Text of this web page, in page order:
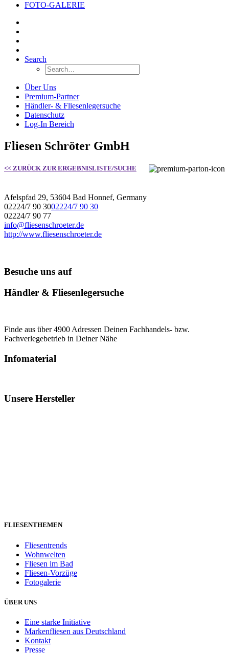
FOTO-GALERIE
Search
Über Uns
Premium-Partner
Händler- & Fliesenlegersuche
Datenschutz
Log-In Bereich
Fliesen Schröter GmbH
<< ZURÜCK ZUR ERGEBNISLISTE/SUCHE
Afelspfad 29, 53604 Bad Honnef, Germany
02224/7 90 3002224/7 90 30
02224/7 90 77
info@fliesenschroeter.de
http://www.fliesenschroeter.de
Besuche uns auf
Händler & Fliesenlegersuche
Finde aus über 4900 Adressen Deinen Fachhandels- bzw.
Fachverlegebetrieb in Deiner Nähe
Infomaterial
Unsere Hersteller
FLIESENTHEMEN
Fliesentrends
Wohnwelten
Fliesen im Bad
Fliesen-Vorzüge
Fotogalerie
ÜBER UNS
Eine starke Initiative
Markenfliesen aus Deutschland
Kontakt
Presse